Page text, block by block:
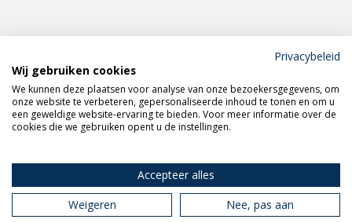
Meld je aan voor de
VERAS nieuwsbrief
Volg VERAS op
Privacybeleid
Wij gebruiken cookies
We kunnen deze plaatsen voor analyse van onze bezoekersgegevens, om
onze website te verbeteren, gepersonaliseerde inhoud te tonen en om u
een geweldige website-ervaring te bieden. Voor meer informatie over de
cookies die we gebruiken opent u de instellingen.
Accepteer alles
Weigeren
Nee, pas aan